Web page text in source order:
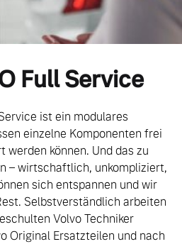
Full Service
ist ein modulares
einzelne Komponenten frei
werden können. Und das zu
– wirtschaftlich, unkompliziert,
sich entspannen und wir
Selbstverständlich arbeiten
Volvo Techniker
Original Ersatzteilen und nach